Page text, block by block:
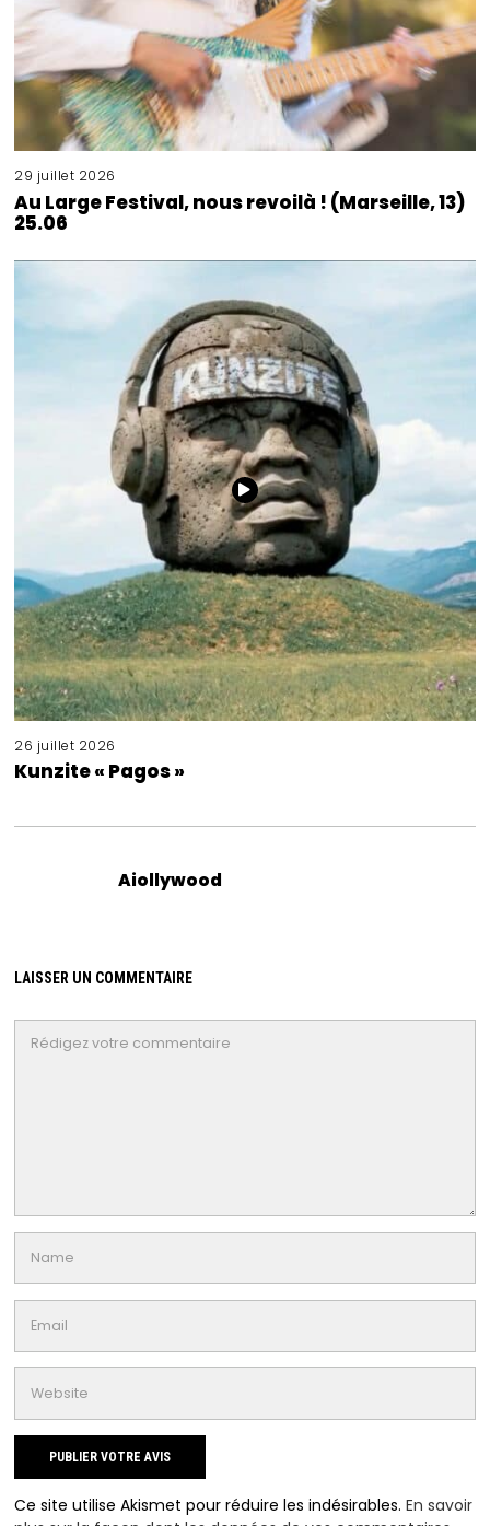
29 juillet 2026
Au Large Festival, nous revoilà ! (Marseille, 13)
25.06
26 juillet 2026
Kunzite « Pagos »
Aiollywood
LAISSER UN COMMENTAIRE
Ce site utilise Akismet pour réduire les indésirables.En savoir